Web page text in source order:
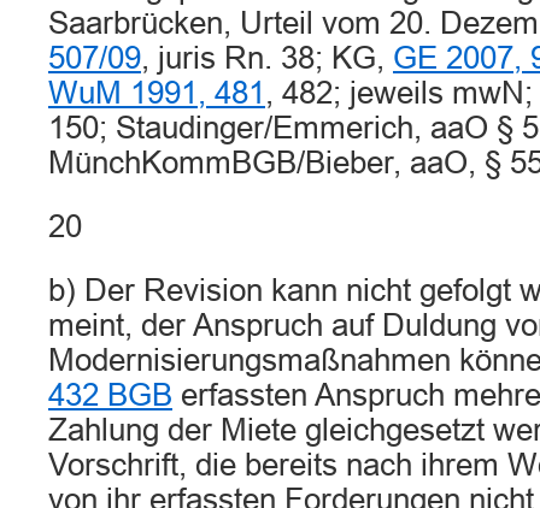
Saarbrücken, Urteil vom 20.
507/09, juris Rn. 38; KG, GE 2007,
WuM 1991, 481 , 482; jeweils
150; Staudinger/Emmerich, aaO §
MünchKommBGB/Bieber, aaO, §
20
b) Der Revision kann nicht gefolgt
meint, der Anspruch auf Duldung
Modernisierungsmaßnahmen
432 BGB erfassten Anspruch
Zahlung der Miete gleichgesetzt
Vorschrift, die bereits nach ihrem
von ihr erfassten Forderungen